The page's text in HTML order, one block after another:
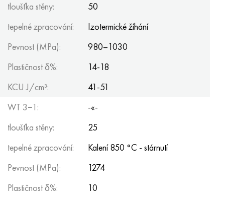
tloušťka stěny:
50
tepelné zpracování:
Izotermické žíhání
Pevnost (MPa):
980–1030
Plastičnost δ%:
14-18
KCU J/cm³:
41-51
WT 3−1:
-«-
tloušťka stěny:
25
tepelné zpracování:
Kalení 850 °C - stárnutí
Pevnost (MPa):
1274
Plastičnost δ%:
10